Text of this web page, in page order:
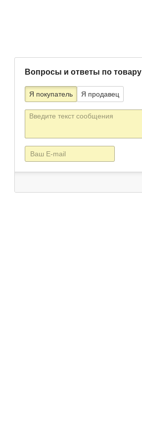
Вопросы и ответы по товару
Я покупатель Я продавец
Текст
E-
mail